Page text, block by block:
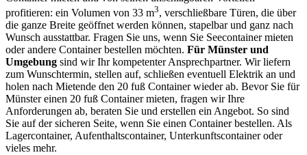
profitieren: ein Volumen von 33 m3, verschließbare Türen, die über
die ganze Breite geöffnet werden können, stapelbar und ganz nach
Wunsch ausstattbar. Fragen Sie uns, wenn Sie Seecontainer mieten
oder andere Container bestellen möchten. Für Münster und
Umgebung sind wir Ihr kompetenter Ansprechpartner. Wir liefern
zum Wunschtermin, stellen auf, schließen eventuell Elektrik an und
holen nach Mietende den 20 fuß Container wieder ab. Bevor Sie für
Münster einen 20 fuß Container mieten, fragen wir Ihre
Anforderungen ab, beraten Sie und erstellen ein Angebot. So sind
Sie auf der sicheren Seite, wenn Sie einen Container bestellen. Als
Lagercontainer, Aufenthaltscontainer, Unterkunftscontainer oder
vieles mehr.